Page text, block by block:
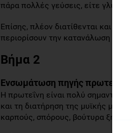
πάρα πολλές γεύσεις, είτε
Επίσης, πλέον διατίθενται και
περιορίσουν την κατανάλωση
Βήμα 2
Ενσωμάτωση πηγής πρωτεΐνης
Η πρωτεΐνη είναι πολύ σημαντική
και τη διατήρηση της μυϊκής
καρπούς, σπόρους, βούτυρα ξηρών